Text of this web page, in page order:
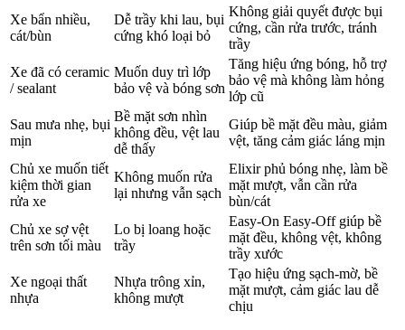
Xe bẩn nhiều,
cát/bùn
Dễ trầy khi lau, bụi
cứng khó loại bỏ
Không giải quyết được bụi
cứng, cần rửa trước, tránh
trầy
Xe đã có ceramic
/ sealant
Muốn duy trì lớp
bảo vệ và bóng sơn
Tăng hiệu ứng bóng, hỗ trợ
bảo vệ mà không làm hỏng
lớp cũ
Sau mưa nhẹ, bụi
mịn
Bề mặt sơn nhìn
không đều, vệt lau
dễ thấy
Giúp bề mặt đều màu, giảm
vệt, tăng cảm giác láng mịn
Chủ xe muốn tiết
kiệm thời gian
rửa xe
Không muốn rửa
lại nhưng vẫn sạch
Elixir phủ bóng nhẹ, làm bề
mặt mượt, vẫn cần rửa
bùn/cát
Chủ xe sợ vệt
trên sơn tối màu
Lo bị loang hoặc
trầy
Easy-On Easy-Off giúp bề
mặt đều, không vệt, không
trầy xước
Xe ngoại thất
nhựa
Nhựa trông xỉn,
không mượt
Tạo hiệu ứng sạch-mờ, bề
mặt mượt, cảm giác lau dễ
chịu